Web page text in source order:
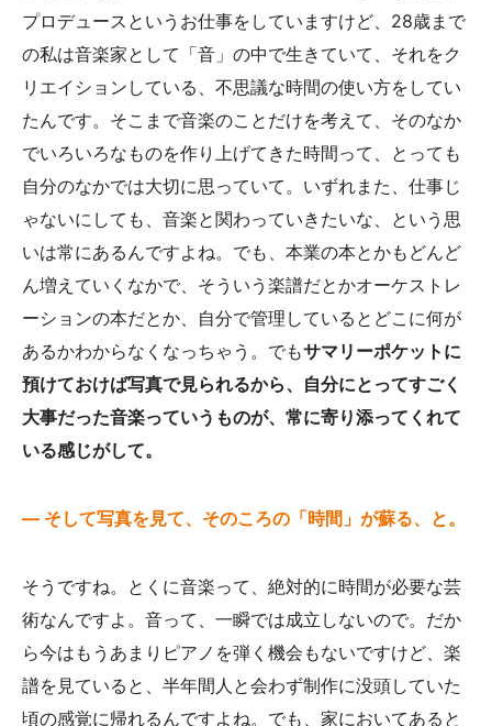
プロデュースというお仕事をしていますけど、28歳まで
の私は音楽家として「音」の中で生きていて、それをク
リエイションしている、不思議な時間の使い方をしてい
たんです。そこまで音楽のことだけを考えて、そのなか
でいろいろなものを作り上げてきた時間って、とっても
自分のなかでは大切に思っていて。いずれまた、仕事じ
ゃないにしても、音楽と関わっていきたいな、という思
いは常にあるんですよね。でも、本業の本とかもどんど
ん増えていくなかで、そういう楽譜だとかオーケストレ
ーションの本だとか、自分で管理しているとどこに何が
あるかわからなくなっちゃう。でもサマリーポケットに
預けておけば写真で見られるから、自分にとってすごく
大事だった音楽っていうものが、常に寄り添ってくれて
いる感じがして。
— そして写真を見て、そのころの「時間」が蘇る、と。
そうですね。とくに音楽って、絶対的に時間が必要な芸
術なんですよ。音って、一瞬では成立しないので。だか
ら今はもうあまりピアノを弾く機会もないですけど、楽
譜を見ていると、半年間人と会わず制作に没頭していた
頃の感覚に帰れるんですよね。でも、家においてあると